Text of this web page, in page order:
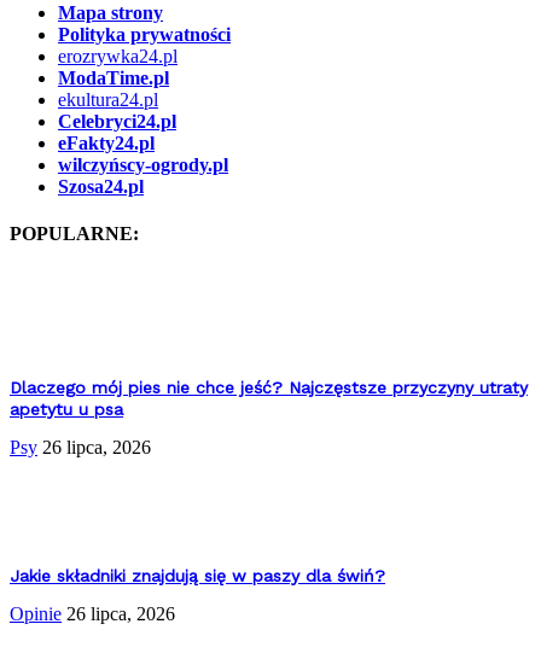
Mapa strony
Polityka prywatności
erozrywka24.pl
ModaTime.pl
ekultura24.pl
Celebryci24.pl
eFakty24.pl
wilczyńscy-ogrody.pl
Szosa24.pl
POPULARNE:
Dlaczego mój pies nie chce jeść? Najczęstsze przyczyny utraty
apetytu u psa
Psy 26 lipca, 2026
Jakie składniki znajdują się w paszy dla świń?
Opinie 26 lipca, 2026